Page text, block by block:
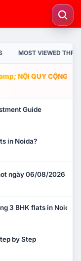
MOST VIEWED
NỘI QUY CỘNG
Guide
in Noida?
ngày 06/08/2026
3 BHK flats in Noida?
by Step